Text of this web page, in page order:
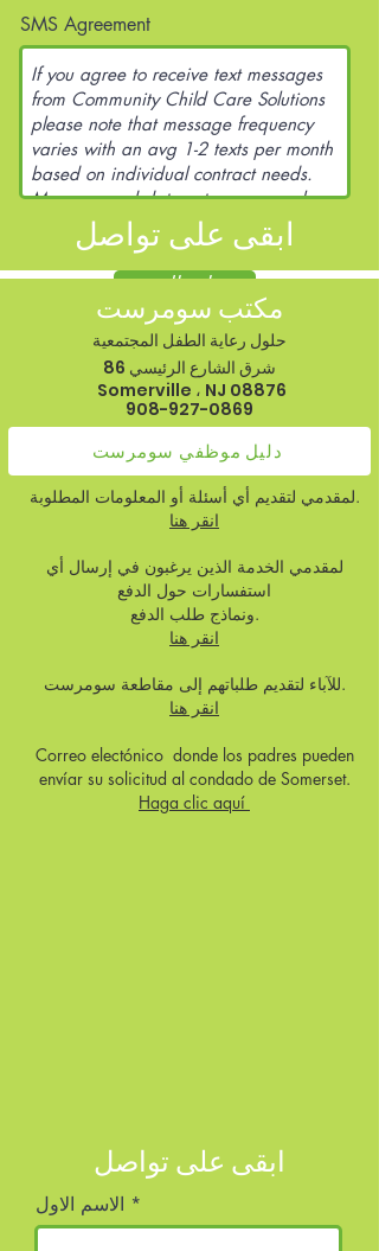
SMS Agreement
ابقى على تواصل
إرسال
مكتب سومرست
حلول رعاية الطفل المجتمعية
86 شرق الشارع الرئيسي
Somerville ، NJ 08876
908-927-0869
دليل موظفي سومرست
لمقدمي لتقديم أي أسئلة أو المعلومات المطلوبة.
انقر هنا
لمقدمي الخدمة الذين يرغبون في إرسال أي
استفسارات حول الدفع
ونماذج طلب الدفع.
انقر هنا
للآباء لتقديم طلباتهم إلى مقاطعة سومرست.
انقر هنا
Correo electónico donde los padres pueden
envíar su solicitud al condado de Somerset.
Haga clic aquí
ابقى على تواصل
الاسم الاول